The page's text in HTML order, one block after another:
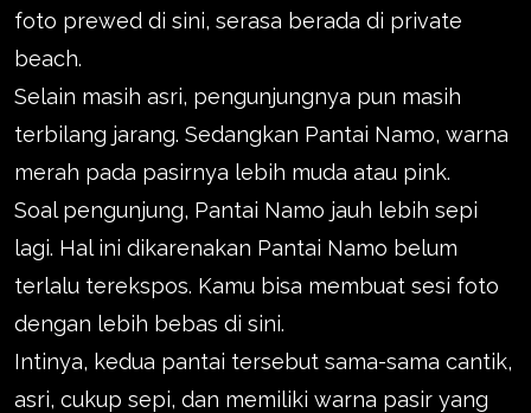
foto prewed di sini, serasa berada di private
beach.
Selain masih asri, pengunjungnya pun masih
terbilang jarang. Sedangkan Pantai Namo, warna
merah pada pasirnya lebih muda atau pink.
Soal pengunjung, Pantai Namo jauh lebih sepi
lagi. Hal ini dikarenakan Pantai Namo belum
terlalu terekspos. Kamu bisa membuat sesi foto
dengan lebih bebas di sini.
Intinya, kedua pantai tersebut sama-sama cantik,
asri, cukup sepi, dan memiliki warna pasir yang